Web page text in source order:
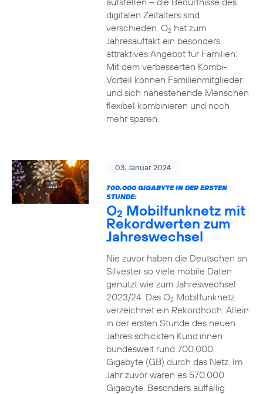
digitalen Zeitalters sind
verschieden. O2hat zum
Jahresauftakt ein besonders
attraktives Angebot für Familien:
Mit dem verbesserten Kombi-
Vorteil können Familienmitglieder
und sich nahestehende Menschen
flexibel kombinieren und noch
mehr sparen.
03. Januar 2024
700.000 GIGABYTE IN DER ERSTEN
STUNDE:
O2 Mobilfunknetz mit
Rekordwerten zum
Jahreswechsel
Nie zuvor haben die Deutschen an
Silvester so viele mobile Daten
genutzt wie zum Jahreswechsel
2023/24. Das O2Mobilfunknetz
verzeichnet ein Rekordhoch: Allein
in der ersten Stunde des neuen
Jahres schickten Kund:innen
bundesweit rund 700.000
Gigabyte (GB) durch das Netz. Im
Jahr zuvor waren es 570.000
Gigabyte. Besonders auffällig